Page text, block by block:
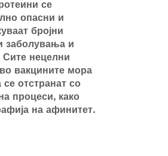
се
опасни и
бројни
заболувања и
нецелни
вакцините мора
отстранат со
процеси, како
на афинитет.